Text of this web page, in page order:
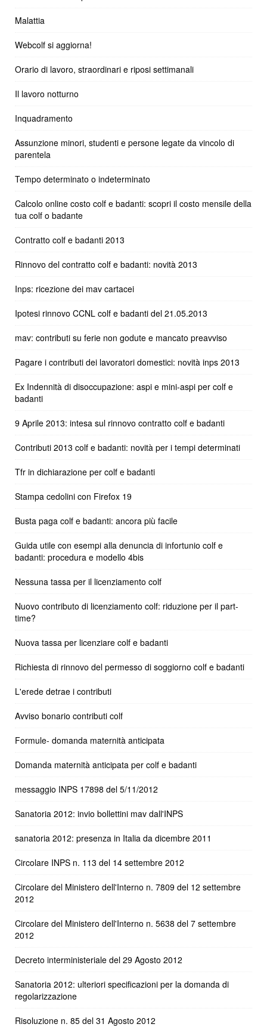
Malattia
Webcolf si aggiorna!
Orario di lavoro, straordinari e riposi settimanali
Il lavoro notturno
Inquadramento
Assunzione minori, studenti e persone legate da vincolo di
parentela
Tempo determinato o indeterminato
Calcolo online costo colf e badanti: scopri il costo mensile della
tua colf o badante
Contratto colf e badanti 2013
Rinnovo del contratto colf e badanti: novità 2013
Inps: ricezione dei mav cartacei
Ipotesi rinnovo CCNL colf e badanti del 21.05.2013
mav: contributi su ferie non godute e mancato preavviso
Pagare i contributi dei lavoratori domestici: novità inps 2013
Ex Indennità di disoccupazione: aspi e mini-aspi per colf e
badanti
9 Aprile 2013: intesa sul rinnovo contratto colf e badanti
Contributi 2013 colf e badanti: novità per i tempi determinati
Tfr in dichiarazione per colf e badanti
Stampa cedolini con Firefox 19
Busta paga colf e badanti: ancora più facile
Guida utile con esempi alla denuncia di infortunio colf e
badanti: procedura e modello 4bis
Nessuna tassa per il licenziamento colf
Nuovo contributo di licenziamento colf: riduzione per il part-
time?
Nuova tassa per licenziare colf e badanti
Richiesta di rinnovo del permesso di soggiorno colf e badanti
L'erede detrae i contributi
Avviso bonario contributi colf
Formule- domanda maternità anticipata
Domanda maternità anticipata per colf e badanti
messaggio INPS 17898 del 5/11/2012
Sanatoria 2012: invio bollettini mav dall'INPS
sanatoria 2012: presenza in Italia da dicembre 2011
Circolare INPS n. 113 del 14 settembre 2012
Circolare del Ministero dell'Interno n. 7809 del 12 settembre
2012
Circolare del Ministero dell'Interno n. 5638 del 7 settembre
2012
Decreto interministeriale del 29 Agosto 2012
Sanatoria 2012: ulteriori specificazioni per la domanda di
regolarizzazione
Risoluzione n. 85 del 31 Agosto 2012